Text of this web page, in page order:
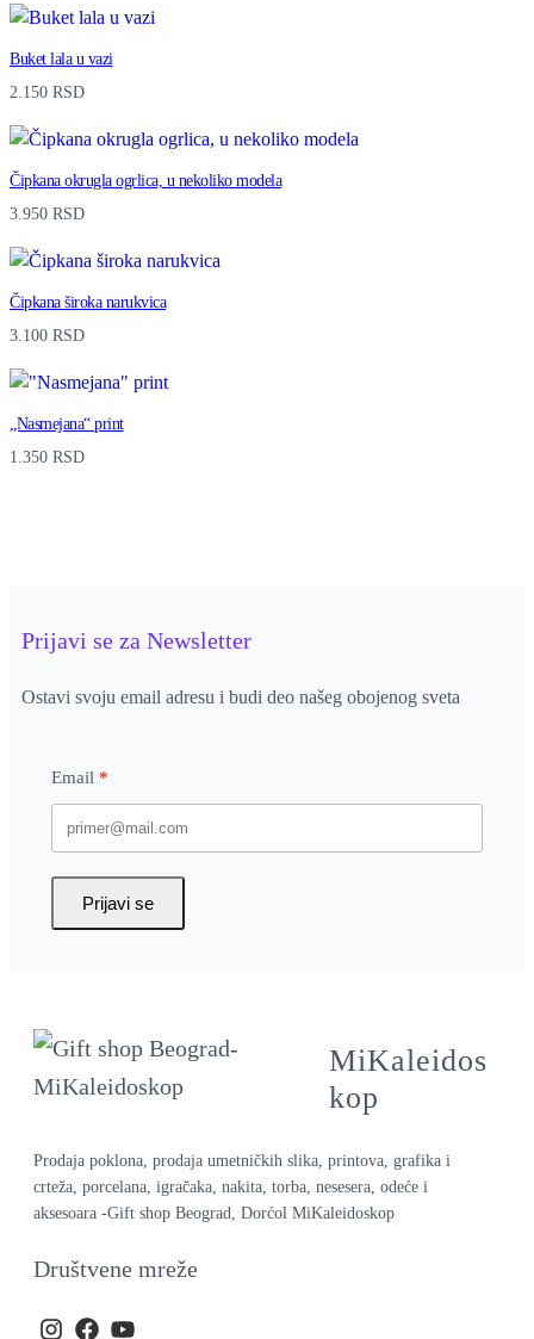
Buket lala u vazi
2.150 RSD
Čipkana okrugla ogrlica, u nekoliko modela
3.950 RSD
Čipkana široka narukvica
3.100 RSD
„Nasmejana“ print
1.350 RSD
Prijavi se za Newsletter
Ostavi svoju email adresu i budi deo našeg obojenog sveta
Email
Prijavi se
MiKaleidos
kop
Prodaja poklona, prodaja umetničkih slika, printova, grafika i
crteža, porcelana, igračaka, nakita, torba, nesesera, odeće i
aksesoara -Gift shop Beograd, Dorćol MiKaleidoskop
Društvene mreže